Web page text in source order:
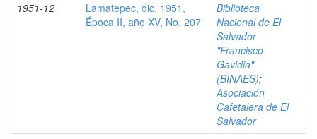
1951-12
Lamatepec, dic. 1951,
Época II, año XV, No. 207
Biblioteca
Nacional de El
Salvador
"Francisco
Gavidia"
(BINAES);
Asociación
Cafetalera de El
Salvador